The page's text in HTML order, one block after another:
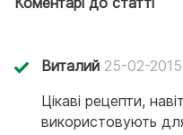
Виталий 25-02-2015
Цікаві рецепти,
використовують